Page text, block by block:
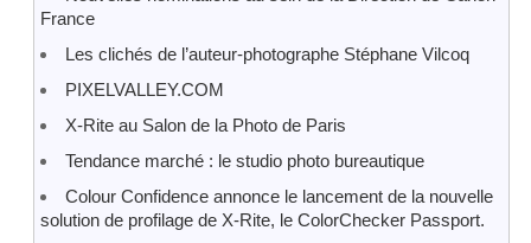
France
Les clichés de l’auteur-photographe Stéphane Vilcoq
PIXELVALLEY.COM
X-Rite au Salon de la Photo de Paris
Tendance marché : le studio photo bureautique
Colour Confidence annonce le lancement de la nouvelle
solution de profilage de X-Rite, le ColorChecker Passport.